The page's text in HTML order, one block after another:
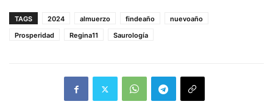
TAGS 2024 almuerzo findeaño
nuevoaño
Prosperidad
Regina11 Saurología